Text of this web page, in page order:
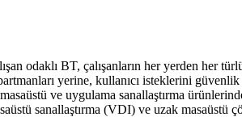
odaklı BT, çalışanların her yerden her
yerine, kullanıcı isteklerini
ve uygulama sanallaştırma
sanallaştırma (VDI) ve uzak masaüstü